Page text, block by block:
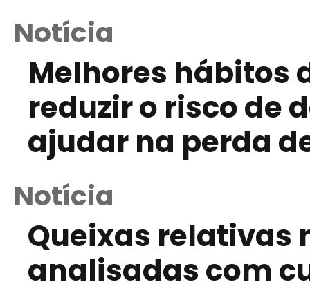
Notícia
Melhores hábitos
reduzir o risco de
ajudar na perda
Notícia
Queixas relativas
analisadas com